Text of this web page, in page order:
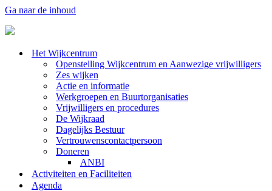
Ga naar de inhoud
Het Wijkcentrum
Openstelling Wijkcentrum en Aanwezige vrijwilligers
Zes wijken
Actie en informatie
Werkgroepen en Buurtorganisaties
Vrijwilligers en procedures
De Wijkraad
Dagelijks Bestuur
Vertrouwenscontactpersoon
Doneren
ANBI
Activiteiten en Faciliteiten
Agenda